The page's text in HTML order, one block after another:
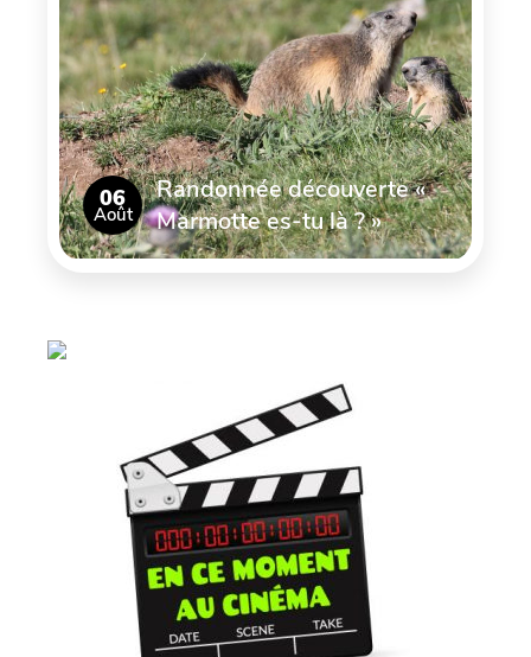
06
Août
Randonnée découverte «
Marmotte es-tu là ? »